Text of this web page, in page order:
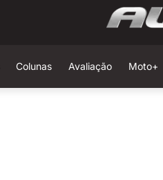
Colunas Avaliação Moto+